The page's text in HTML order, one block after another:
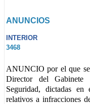
ANUNCIOS
INTERIOR
3468
ANUNCIO por el que
Director del Gabinete
Seguridad, dictadas en
relativos a infracciones